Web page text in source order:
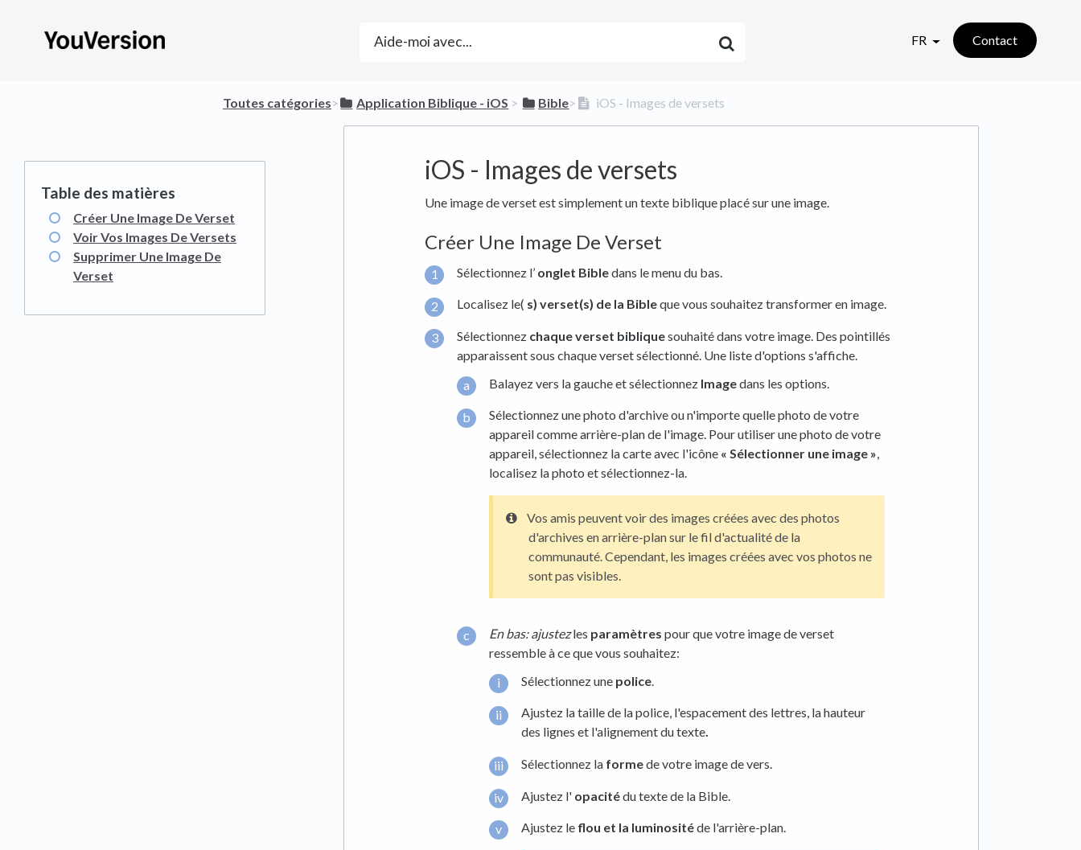
FR Contact
Toutes catégories​>​ ​Application Biblique - iOS ​ > ​ ​Bible​>​ iOS - Images de versets
iOS - Images de versets
Créer Une Image De Verset
Voir Vos Images De Versets
Supprimer Une Image De
Verset
Une image de verset est simplement un texte biblique placé sur une image.
Créer Une Image De Verset
Sélectionnez l’ onglet Bibledans le menu du bas.
Localisez le( s) verset(s) de la Bibleque vous souhaitez transformer en image.
Sélectionnez chaque verset bibliquesouhaité dans votre image. Des pointillés
apparaissent sous chaque verset sélectionné. Une liste d'options s'affiche.
Balayez vers la gauche et sélectionnez Imagedans les options.
Sélectionnez une photo d'archive ou n'importe quelle photo de votre
appareil comme arrière-plan de l'image. Pour utiliser une photo de votre
appareil, sélectionnez la carte avec l'icône « Sélectionner une image »,
localisez la photo et sélectionnez-la.
Vos amis peuvent voir des images créées avec des photos
d'archives en arrière-plan sur le fil d'actualité de la
communauté. Cependant, les images créées avec vos photos ne
sont pas visibles.
En bas: ajustezles paramètres pour que votre image de verset
ressemble à ce que vous souhaitez:
Sélectionnez une police
Ajustez la taille de la police, l'espacement des lettres, la hauteur
des lignes et l'alignement du texte.
Sélectionnez la formede votre image de vers.
Ajustez l' opacitédu texte de la Bible.
Ajustez le flou et la luminositéde l'arrière-plan.